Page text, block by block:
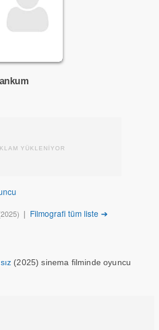
YÜKLENİYOR
| Filmografi tüm liste ➔
(2025) sinema filminde oyuncu